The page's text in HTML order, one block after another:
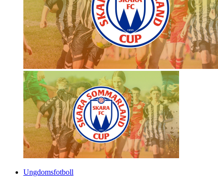
Ungdomsfotboll